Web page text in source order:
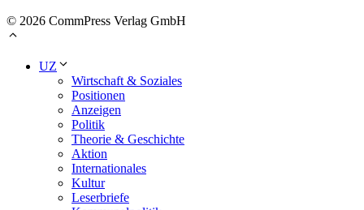
© 2026 CommPress Verlag GmbH
UZ
Wirtschaft & Soziales
Positionen
Anzeigen
Politik
Theorie & Geschichte
Aktion
Internationales
Kultur
Leserbriefe